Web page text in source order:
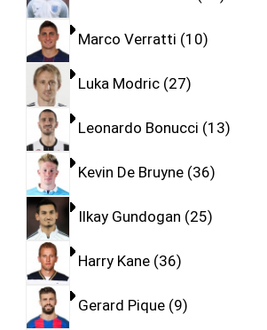
Marco Verratti 10
Luka Modric 27
Leonardo Bonucci 13
Kevin De Bruyne 36
Ilkay Gundogan 25
Harry Kane 36
Gerard Pique 9